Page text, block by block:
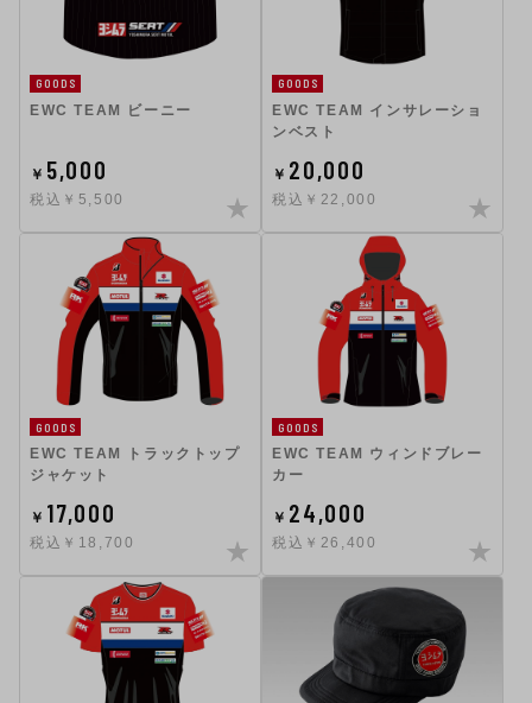
GOODS
EWC TEAM ビーニー
￥ 5,000
税込￥5,500
GOODS
EWC TEAM インサレーショ
ンベスト
￥ 20,000
税込￥22,000
GOODS
EWC TEAM トラックトップ
ジャケット
￥ 17,000
税込￥18,700
GOODS
EWC TEAM ウィンドブレー
カー
￥ 24,000
税込￥26,400